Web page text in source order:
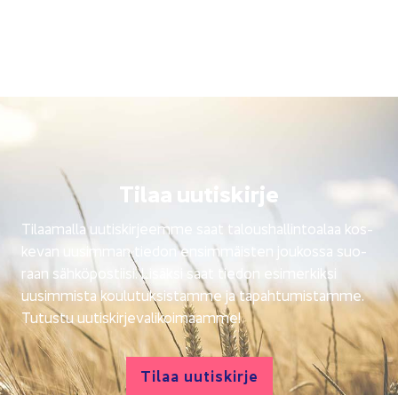
Tilaa uu­tis­kir­je
Ti­laa­mal­la uu­tis­kir­jeem­me saat ta­lous­hal­lin­toa­laa kos­
ke­van uusim­man tie­don en­sim­mäis­ten jou­kos­sa suo­
raan säh­kö­pos­tii­si. Li­säk­si saat tie­don esi­mer­kik­si
uusim­mis­ta kou­lu­tuk­sis­tam­me ja ta­pah­tu­mis­tam­me.
Tu­tus­tu uu­tis­kir­je­va­li­koi­maam­me!
Tilaa uu­tis­kir­je